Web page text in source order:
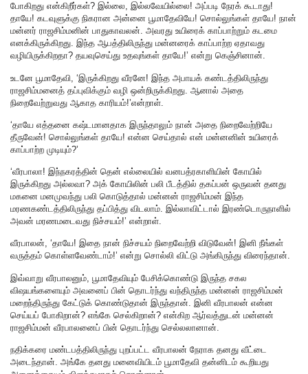
போகிறது என்கிறீர்கள்? இல்லை, இல்லவேயில்லை! அப்படி நேரக் கூடாது!
தாயே! கடவுளுக்கு நிகரான அன்னை பூமாதேவியே! சொல்லுங்கள் தாயே! நான்
மன்னர் ராஜசிம்மனின் பாதுகாவலன். அவரது உயிரைக் காப்பாற்றும் கடமை
எனக்கிருக்கிறது. இந்த ஆபத்திலிருந்து மன்னரைக் காப்பாற்ற ஏதாவது
வழியிருக்கிறதா? தயவுசெய்து உதவுங்கள் தாயே!’ என்று கெஞ்சினான்.
உடனே பூமாதேவி, ‘இருக்கிறது வீரனே! இந்த அபாயக் கண்டத்திலிருந்து
ராஜசிம்மனைத் தப்புவிக்கும் வழி ஒன்றிருக்கிறது. ஆனால் அதை
நிறைவேற்றுவது ஆகாத காரியம்!’என்றாள்.
‘தாயே எத்தனை கஷ்டமானதாக இருந்தாலும் நான் அதை நிறைவேற்றியே
தீருவேன்! சொல்லுங்கள் தாயே! என்ன செய்தால் என் மன்னனின் உயிரைக்
காப்பாற்ற முடியும்?’
‘வீரபாலா! இந்நகரத்தின் தென் எல்லையில் வனபத்ரகாளியின் கோயில்
இருக்கிறது அல்லவா? அக் கோயிலின் பலி பீடத்தில் தகப்பன் ஒருவன் தனது
மகனை மனமுவந்து பலி கொடுத்தால் மன்னன் ராஜசிம்மன் இந்த
மரணகண்டத்திலிருந்து தப்பித்து விடலாம். இல்லாவிட்டால் இரண்டொருநாளில்
அவன் மரணமடைவது நிச்சயம்!’ என்றாள்.
வீரபாலன், ‘தாயே! இதை நான் நிச்சயம் நிறைவேற்றி விடுவேன்! இனி நீங்கள்
வருத்தம் கொள்ளவேண்டாம்!’ என்று சொல்லி விட்டு அங்கிருந்து விரைந்தான்.
இவ்வாறு வீரபாலனும், பூமாதேவியும் பேசிக்கொண்டு இருந்த சகல
விஷயங்களையும் அவனைப் பின் தொடர்ந்து வந்திருந்த மன்னன் ராஜசிம்மன்
மறைந்திருந்து கேட்டுக் கொண்டுதான் இருந்தான். இனி வீரபாலன் என்ன
செய்யப் போகிறான்? எங்கே செல்கிறான்? என்கிற ஆர்வத்துடன் மன்னன்
ராஜசிம்மன் வீரபாலனைப் பின் தொடர்ந்து செல்லலானான்.
நதிக்கரை மண்டபத்திலிருந்து புறப்பட்ட வீரபாலன் நேராக தனது வீட்டை
அடைந்தான். அங்கே தனது மனைவியிடம் பூமாதேவி தன்னிடம் கூறியது